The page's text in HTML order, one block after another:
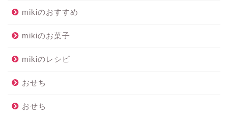
mikiのおすすめ
mikiのお菓子
mikiのレシピ
おせち
おせち